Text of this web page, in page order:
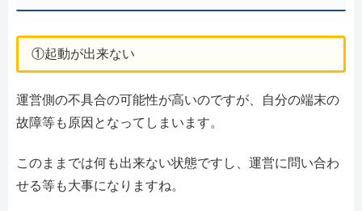
①起動が出来ない
運営側の不具合の可能性が高いのですが、自分の端末の
故障等も原因となってしまいます。
このままでは何も出来ない状態ですし、運営に問い合わ
せる等も大事になりますね。